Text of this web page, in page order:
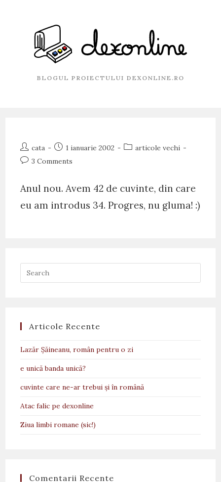
BLOGUL PROIECTULUI DEXONLINE.RO
Post
author:
cata
Post
published:
1 ianuarie 2002
Postarticole vechi
Post3 Comments
Anul nou. Avem 42 de cuvinte, din care
eu am introdus 34. Progres, nu gluma! :)
Articole Recente
Lazăr Șăineanu, român pentru o zi
e unică banda unică?
cuvinte care ne-ar trebui și în română
Atac falic pe dexonline
Ziua limbi romane (sic!)
Comentarii Recente